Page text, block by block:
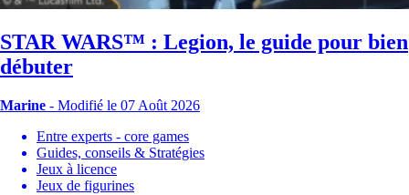
STAR WARS™ : Legion, le guide pour bien
débuter
Marine - Modifié le 07 Août 2026
Entre experts - core games
Guides, conseils & Stratégies
Jeux à licence
Jeux de figurines